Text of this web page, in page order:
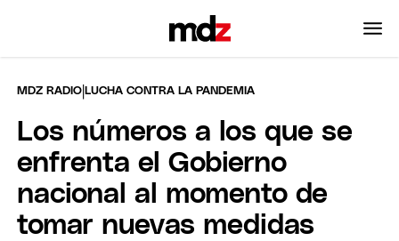
MDZ RADIO |LUCHA CONTRA LA PANDEMIA
Los números a los que se
enfrenta el Gobierno
nacional al momento de
tomar nuevas medidas